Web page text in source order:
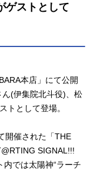
ゲストとして
本店」にて公開
(伊集院北斗役)、松
トとして登場。
開催された「THE
SIGNAL!!!
では太陽神“ラーチ